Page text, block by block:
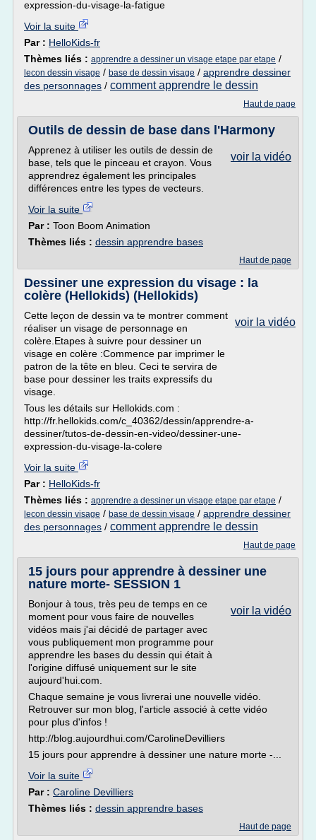
expression-du-visage-la-fatigue
Voir la suite
Par : HelloKids-fr
Thèmes liés : apprendre a dessiner un visage etape par etape /
lecon dessin visage / base de dessin visage / apprendre dessiner
des personnages / comment apprendre le dessin
Haut de page
Outils de dessin de base dans l'Harmony
voir la vidéo
Apprenez à utiliser les outils de dessin de
base, tels que le pinceau et crayon. Vous
apprendrez également les principales
différences entre les types de vecteurs.
Voir la suite
Par : Toon Boom Animation
Thèmes liés : dessin apprendre bases
Haut de page
Dessiner une expression du visage : la
colère (Hellokids) (Hellokids)
voir la vidéo
Cette leçon de dessin va te montrer comment
réaliser un visage de personnage en
colère.Etapes à suivre pour dessiner un
visage en colère :Commence par imprimer le
patron de la tête en bleu. Ceci te servira de
base pour dessiner les traits expressifs du
visage.
Tous les détails sur Hellokids.com :
http://fr.hellokids.com/c_40362/dessin/apprendre-a-
dessiner/tutos-de-dessin-en-video/dessiner-une-
expression-du-visage-la-colere
Voir la suite
Par : HelloKids-fr
Thèmes liés : apprendre a dessiner un visage etape par etape /
lecon dessin visage / base de dessin visage / apprendre dessiner
des personnages / comment apprendre le dessin
Haut de page
15 jours pour apprendre à dessiner une
nature morte- SESSION 1
voir la vidéo
Bonjour à tous, très peu de temps en ce
moment pour vous faire de nouvelles
vidéos mais j'ai décidé de partager avec
vous publiquement mon programme pour
apprendre les bases du dessin qui était à
l'origine diffusé uniquement sur le site
aujourd'hui.com.
Chaque semaine je vous livrerai une nouvelle vidéo.
Retrouver sur mon blog, l'article associé à cette vidéo
pour plus d'infos !
http://blog.aujourdhui.com/CarolineDevilliers
15 jours pour apprendre à dessiner une nature morte -...
Voir la suite
Par : Caroline Devilliers
Thèmes liés : dessin apprendre bases
Haut de page